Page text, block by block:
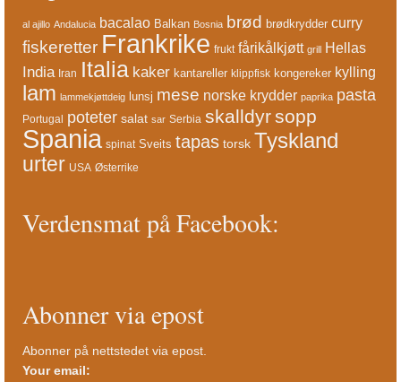
al ajillo Andalucia bacalao Balkan Bosnia brød brødkrydder curry
fiskeretter Frankrike frukt fårikålkjøtt grill Hellas
India Iran Italia kaker kantareller klippfisk kongereker kylling
lam lammekjøttdeig lunsj mese norske krydder paprika pasta
Portugal poteter salat sar Serbia skalldyrsopp
Spania spinat Sveits tapas torsk Tyskland
urter USA Østerrike
Verdensmat på Facebook:
Abonner via epost
Abonner på nettstedet via epost.
Your email: